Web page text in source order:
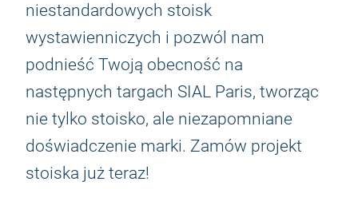
niestandardowych stoisk
wystawienniczych i pozwól nam
podnieść Twoją obecność na
następnych targach SIAL Paris, tworząc
nie tylko stoisko, ale niezapomniane
doświadczenie marki. Zamów projekt
stoiska już teraz!